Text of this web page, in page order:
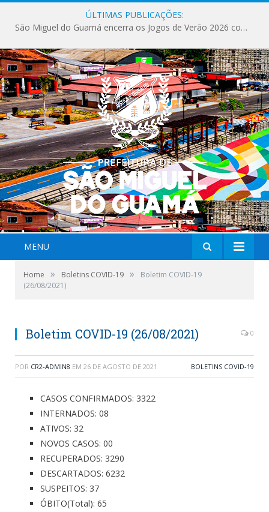
ÚLTIMAS PUBLICAÇÕES:
São Miguel do Guamá encerra os Jogos de Verão 2026 com sucesso de público e competições.
MENU
Home » Boletins COVID-19 »
Boletim COVID-19
(26/08/2021)
Boletim COVID-19 (26/08/2021) 0
POR CR2-ADMIN8 EM 26 DE AGOSTO DE 2021 BOLETINS COVID-19
CASOS CONFIRMADOS: 3322
INTERNADOS: 08
ATIVOS: 32
NOVOS CASOS: 00
RECUPERADOS: 3290
DESCARTADOS: 6232
SUSPEITOS: 37
ÓBITO(Total): 65